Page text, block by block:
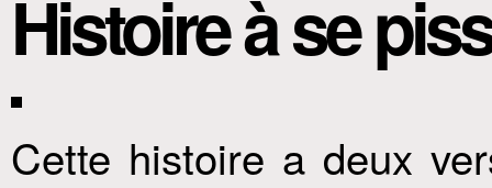
Histoire à se
Cette histoire a deux